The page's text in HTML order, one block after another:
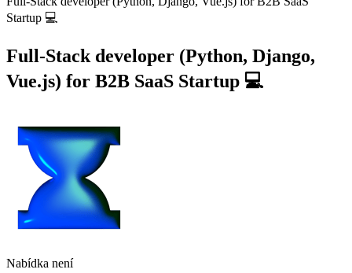
Startup 💻
Full-Stack developer (Python, Django,
Vue.js) for B2B SaaS Startup 💻
Nabídka není